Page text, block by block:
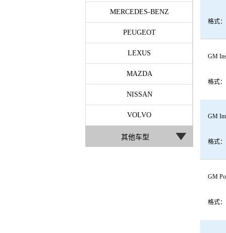
MERCEDES-BENZ
PEUGEOT
LEXUS
MAZDA
NISSAN
VOLVO
其他车型
格式
GM
格式
GM
格式
GM
格式